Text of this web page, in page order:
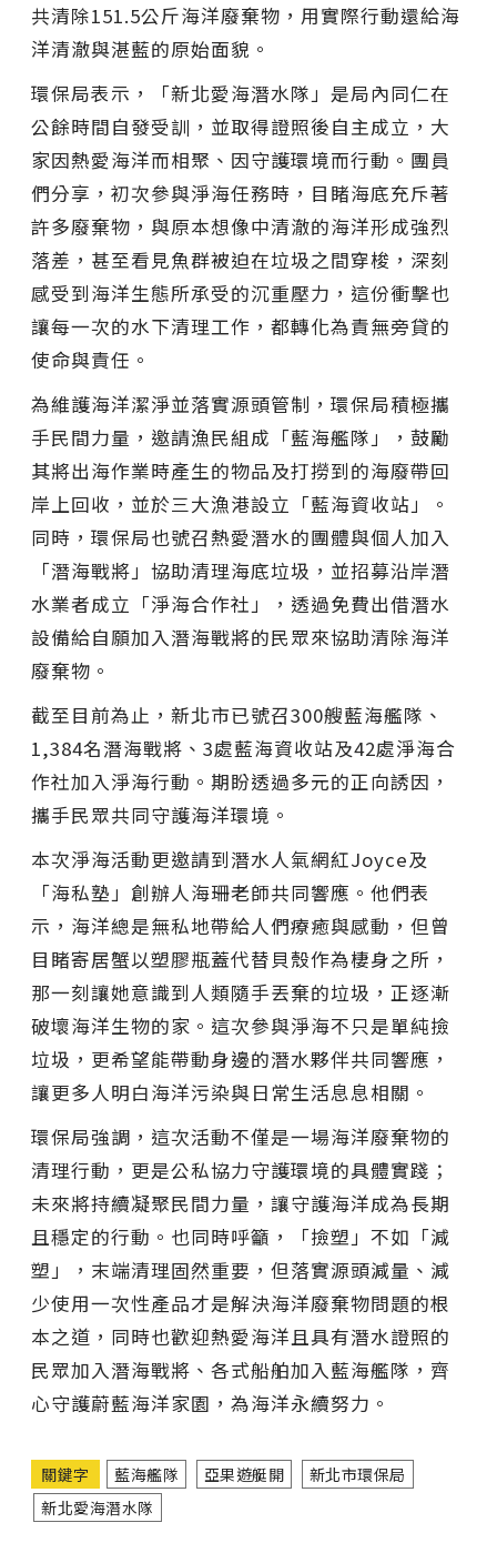
共清除151.5公斤海洋廢棄物，用實際行動還給海
洋清澈與湛藍的原始面貌。
環保局表示，「新北愛海潛水隊」是局內同仁在
公餘時間自發受訓，並取得證照後自主成立，大
家因熱愛海洋而相聚、因守護環境而行動。團員
們分享，初次參與淨海任務時，目睹海底充斥著
許多廢棄物，與原本想像中清澈的海洋形成強烈
落差，甚至看見魚群被迫在垃圾之間穿梭，深刻
感受到海洋生態所承受的沉重壓力，這份衝擊也
讓每一次的水下清理工作，都轉化為責無旁貸的
使命與責任。
為維護海洋潔淨並落實源頭管制，環保局積極攜
手民間力量，邀請漁民組成「藍海艦隊」，鼓勵
其將出海作業時產生的物品及打撈到的海廢帶回
岸上回收，並於三大漁港設立「藍海資收站」。
同時，環保局也號召熱愛潛水的團體與個人加入
「潛海戰將」協助清理海底垃圾，並招募沿岸潛
水業者成立「淨海合作社」，透過免費出借潛水
設備給自願加入潛海戰將的民眾來協助清除海洋
廢棄物。
截至目前為止，新北市已號召300艘藍海艦隊、
1,384名潛海戰將、3處藍海資收站及42處淨海合
作社加入淨海行動。期盼透過多元的正向誘因，
攜手民眾共同守護海洋環境。
本次淨海活動更邀請到潛水人氣網紅Joyce及
「海私塾」創辦人海珊老師共同響應。他們表
示，海洋總是無私地帶給人們療癒與感動，但曾
目睹寄居蟹以塑膠瓶蓋代替貝殼作為棲身之所，
那一刻讓她意識到人類隨手丟棄的垃圾，正逐漸
破壞海洋生物的家。這次參與淨海不只是單純撿
垃圾，更希望能帶動身邊的潛水夥伴共同響應，
讓更多人明白海洋污染與日常生活息息相關。
環保局強調，這次活動不僅是一場海洋廢棄物的
清理行動，更是公私協力守護環境的具體實踐；
未來將持續凝聚民間力量，讓守護海洋成為長期
且穩定的行動。也同時呼籲，「撿塑」不如「減
塑」，末端清理固然重要，但落實源頭減量、減
少使用一次性產品才是解決海洋廢棄物問題的根
本之道，同時也歡迎熱愛海洋且具有潛水證照的
民眾加入潛海戰將、各式船舶加入藍海艦隊，齊
心守護蔚藍海洋家園，為海洋永續努力。
關鍵字 藍海艦隊 亞果遊艇開
新北市環保局
新北愛海潛水隊